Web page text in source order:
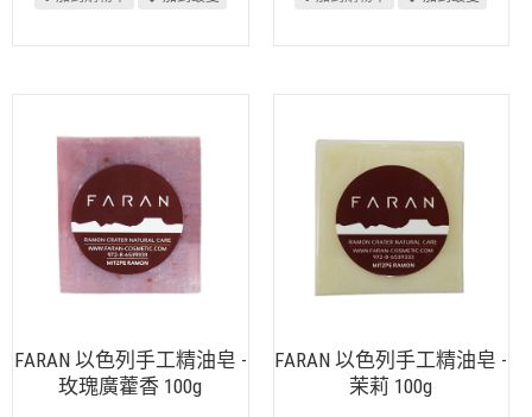
FARAN 以色列手工精油皂 -
玫瑰廣藿香 100g
FARAN 以色列手工精油皂 -
茉莉 100g